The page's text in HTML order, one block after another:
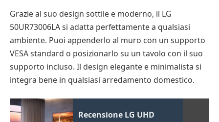
Grazie al suo design sottile e moderno, il LG
50UR73006LA si adatta perfettamente a qualsiasi
ambiente. Puoi appenderlo al muro con un supporto
VESA standard o posizionarlo su un tavolo con il suo
supporto incluso. Il design elegante e minimalista si
integra bene in qualsiasi arredamento domestico.
Recensione LG UHD